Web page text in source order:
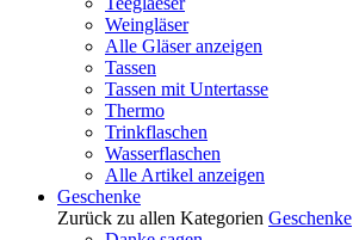
Weingläser
Alle Gläser anzeigen
Tassen
Tassen mit Untertasse
Thermo
Trinkflaschen
Wasserflaschen
Alle Artikel anzeigen
Geschenke
Zurück zu allen Kategorien Geschenke